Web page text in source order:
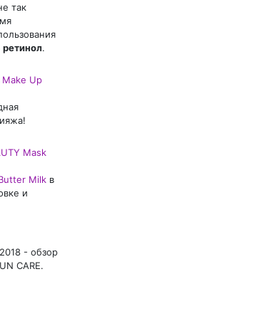
так
ретинол.
Make Up
Mask
Milk в
и
- обзор
CARE.